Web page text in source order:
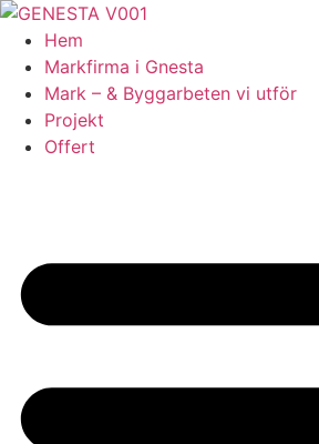
Skip
content
Hem
Markfirma i Gnesta
Mark – & Byggarbeten vi utför
Projekt
Offert